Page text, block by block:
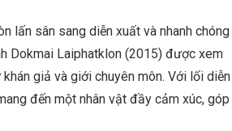
lấn sân sang diễn xuất và nhanh chóng
Dokmai Laiphatklon (2015) được xem
giả và giới chuyên môn. Với lối diễn
đến một nhân vật đầy cảm xúc, góp